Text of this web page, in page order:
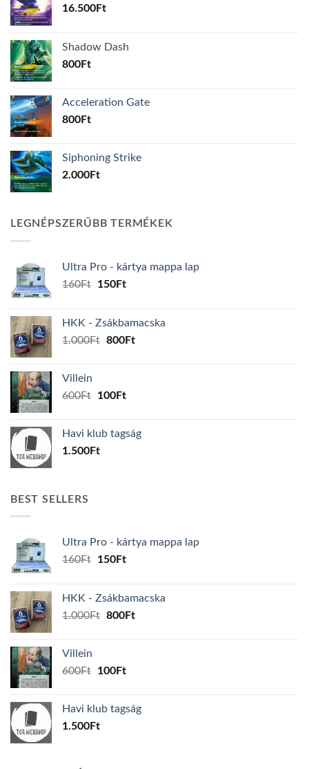
16.500Ft
Shadow Dash
800Ft
Acceleration Gate
800Ft
Siphoning Strike
2.000Ft
LEGNÉPSZERŰBB TERMÉKEK
Ultra Pro - kártya mappa lap
160Ft
Original
160Ft.
150FtCurrent
150Ft.
HKK - Zsákbamacska
1.000Ft Original
800FtCurrent
Villein
600Ft
Original
600Ft.
100FtCurrent
100Ft.
Havi klub tagság
1.500Ft
BEST SELLERS
Ultra Pro - kártya mappa lap
160Ft
Original
160Ft.
150FtCurrent
150Ft.
HKK - Zsákbamacska
1.000Ft Original
800FtCurrent
Villein
600Ft
Original
600Ft.
100FtCurrent
100Ft.
Havi klub tagság
1.500Ft